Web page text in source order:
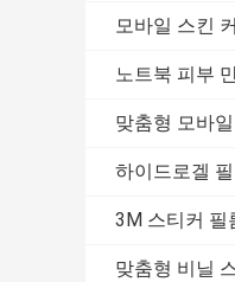
모바일 스킨
노트북 피부
맞춤형 모바
하이드로겔
3M 스티커 필
맞춤형 비닐